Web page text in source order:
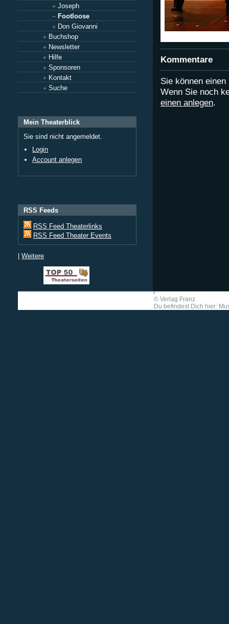
Joseph
Footloose
Don Giovanni
Buchshop
Newsletter
Hilfe
Sponsoren
Kontakt
Suche
Mein Theaterblick
Sie sind nicht angemeldet.
Login
Account anlegen
RSS Feeds
RSS Feed Theaterlinks
RSS Feed Theater Events
| Weitere
Kommentare
Sie können
Wenn Sie noch
einen anlegen.
© Verlag Franz
Du befindest Dich hier: